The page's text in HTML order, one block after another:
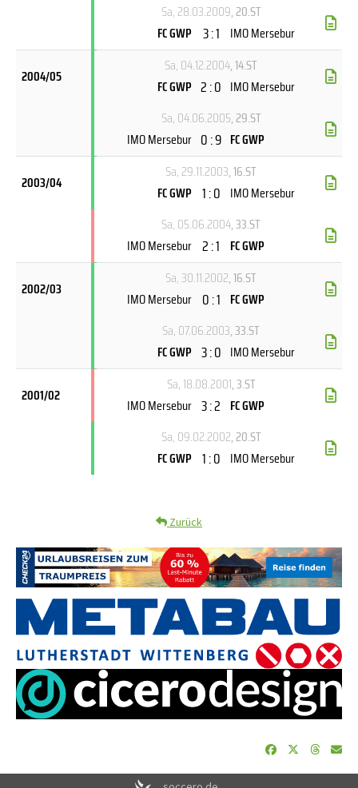
Sa, 28.03.2009, 20.ST
FC GWP 3 : 1 IMO Mersebur
2004/05
Sa, 04.12.2004, 14.ST
FC GWP 2 : 0 IMO Mersebur
Sa, 04.06.2005, 29.ST
IMO Mersebur 0 : 9 FC GWP
2003/04
Sa, 29.11.2003, 16.ST
FC GWP 1 : 0 IMO Mersebur
Sa, 05.06.2004, 33.ST
IMO Mersebur 2 : 1 FC GWP
2002/03
Sa, 30.11.2002, 16.ST
IMO Mersebur 0 : 1 FC GWP
Sa, 07.06.2003, 33.ST
FC GWP 3 : 0 IMO Mersebur
2001/02
Sa, 18.08.2001, 3.ST
IMO Mersebur 3 : 2 FC GWP
Sa, 09.02.2002, 20.ST
FC GWP 1 : 0 IMO Mersebur
Zurück